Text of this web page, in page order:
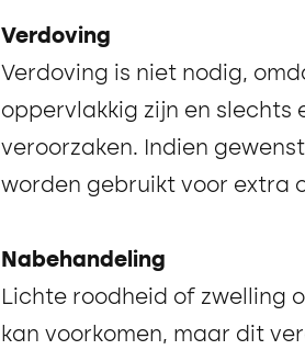
Verdoving
Verdoving is niet nodig,
oppervlakkig zijn en slechts
veroorzaken. Indien
worden gebruikt voor extra
Nabehandeling
Lichte roodheid of zwelling
kan voorkomen, maar dit